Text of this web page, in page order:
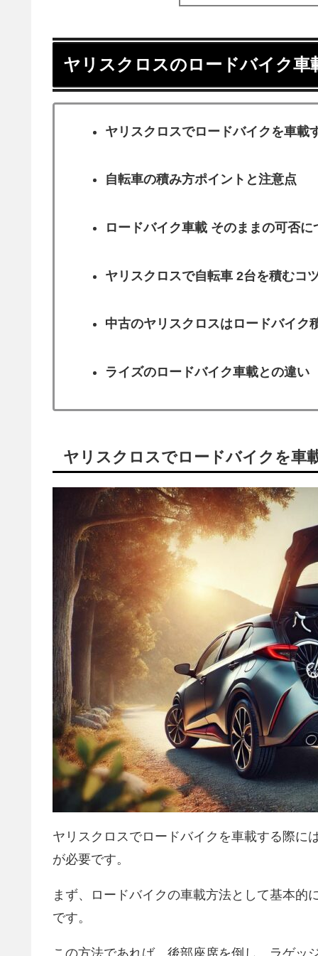
ヤリスクロスのロードバイク車
ヤリスクロスでロードバイクを車載
自転車の積み方ポイントと注意点
ロードバイク車載 そのままの可否に
ヤリスクロスで自転車 2台を積むコ
中古のヤリスクロスはロードバイク
ライズのロードバイク車載との違い
ヤリスクロスでロードバイクを車
ヤリスクロスでロードバイクを車載する際に
が必要です。
まず、ロードバイクの車載方法として基本
です。
この方法であれば、後部座席を倒し、ラゲ